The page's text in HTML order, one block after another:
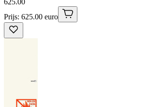
Prijs: 625.00 euro